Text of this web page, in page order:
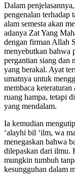
Dalam
pengenalan terhadap
alam semesta akan
adanya Zat Yang
dengan firman Allah
menyebutkan bahwa
pergantian siang dan
yang berakal. Ayat
umatnya untuk
membaca
ruang hampa, tetapi
yang mendalam.
Ia kemudian
‘alayhi bil ‘ilm, wa
menegaskan bahwa
dilepaskan dari ilmu.
mungkin tumbuh
kesungguhan dalam